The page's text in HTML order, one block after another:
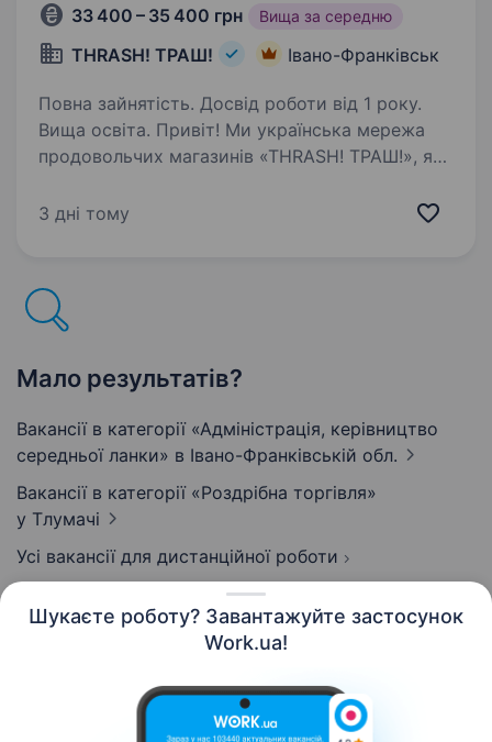
Шукаєте роботу? Завантажуйте застосунок
Work.ua!
33 400 – 35 400 грн Вища за середню
THRASH! ТРАШ! Івано-Франківськ
Повна зайнятість. Досвід роботи від 1 року.
Вища освіта. Привіт! Ми українська мережа
продовольчих магазинів «THRASH! ТРАШ!», яка
у нашу команду адміністратора
3 дні тому
Мало результатів?
Вакансії в категорії «Адмiнiстрацiя, керівництво
середньої ланки» в Івано-Франківській обл.
Вакансії в категорії «Роздрібна торгівля»
у Тлумачі
Усі вакансії для дистанційної роботи